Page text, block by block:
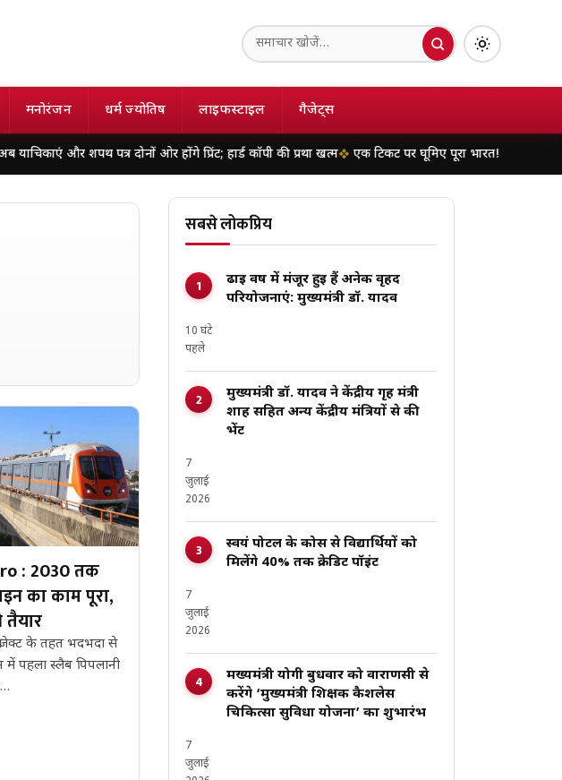
मनोरंजन धर्म ज्योतिष लाइफस्टाइल गैजेट्स
शपथ पत्र दोनों ओर होंगे प्रिंट; हार्ड कॉपी की प्रथा खत्म एक टिकट पर घूमिए पूरा भारत! जानें भारतीय रेलवे के
: 2030 तक
का काम पूरा,
के तहत भदभदा से
में पहला स्लैब पिपलानी
सबसे लोकप्रिय
ढाई वर्ष में मंजूर हुई हैं अनेक वृहद
परियोजनाएं: मुख्यमंत्री डॉ. यादव
10 घंटे
पहले
मुख्यमंत्री डॉ. यादव ने केंद्रीय गृह मंत्री
शाह सहित अन्य केंद्रीय मंत्रियों से की
भेंट
7
जुलाई
2026
स्वयं पोर्टल के कोर्स से विद्यार्थियों को
मिलेंगे 40% तक क्रेडिट पॉइंट
7
जुलाई
2026
मख्यमंत्री योगी बुधवार को वाराणसी से
करेंगे ‘मुख्यमंत्री शिक्षक कैशलेस
चिकित्सा सुविधा योजना’ का शुभारंभ
7
जुलाई